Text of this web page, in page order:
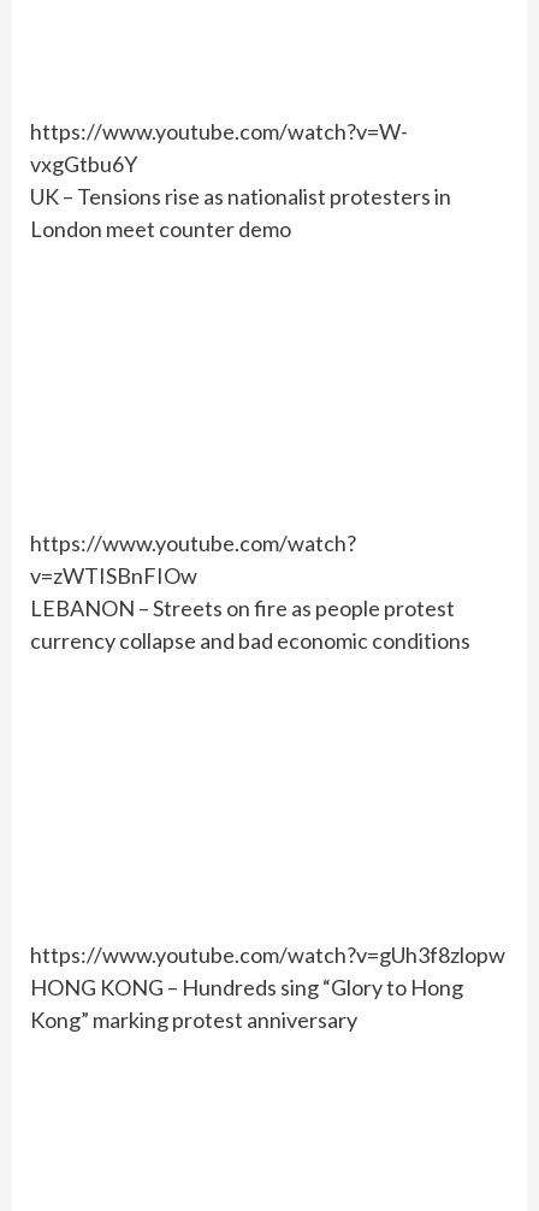
https://www.youtube.com/watch?v=W-
vxgGtbu6Y
UK – Tensions rise as nationalist protesters in
London meet counter demo
https://www.youtube.com/watch?
v=zWTISBnFIOw
LEBANON – Streets on fire as people protest
currency collapse and bad economic conditions
https://www.youtube.com/watch?v=gUh3f8zlopw
HONG KONG – Hundreds sing “Glory to Hong
Kong” marking protest anniversary